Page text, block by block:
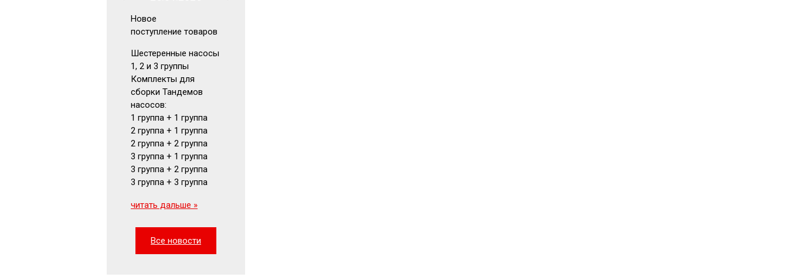
Новое
поступление товаров
Шестеренные насосы
1, 2 и 3 группы
Комплекты для
сборки Тандемов
насосов:
1 группа + 1 группа
2 группа + 1 группа
2 группа + 2 группа
3 группа + 1 группа
3 группа + 2 группа
3 группа + 3 группа
читать дальше »
Все новости